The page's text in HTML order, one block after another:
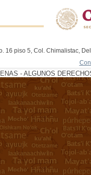
16 piso 5, Col. Chimalistac,
- ALGUNOS